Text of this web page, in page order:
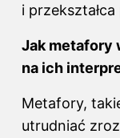
i
Jak metafory
na ich
Metafory,
utrudniać